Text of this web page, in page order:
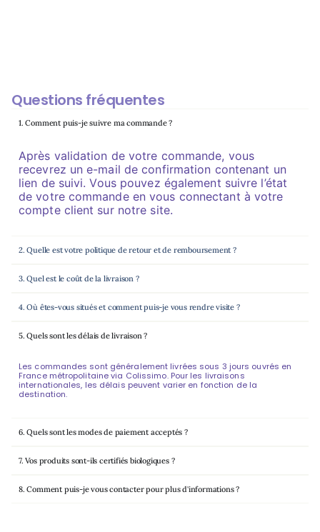
Questions fréquentes
1. Comment puis-je suivre ma commande ?
Après validation de votre commande, vous
recevrez un e-mail de confirmation contenant un
lien de suivi. Vous pouvez également suivre l’état
de votre commande en vous connectant à votre
compte client sur notre site.
2. Quelle est votre politique de retour et de remboursement ?
3. Quel est le coût de la livraison ?
4. Où êtes-vous situés et comment puis-je vous rendre visite ?
5. Quels sont les délais de livraison ?
Les commandes sont généralement livrées sous 3 jours ouvrés en
France métropolitaine via Colissimo. Pour les livraisons
internationales, les délais peuvent varier en fonction de la
destination.
6. Quels sont les modes de paiement acceptés ?
7. Vos produits sont-ils certifiés biologiques ?
8. Comment puis-je vous contacter pour plus d'informations ?